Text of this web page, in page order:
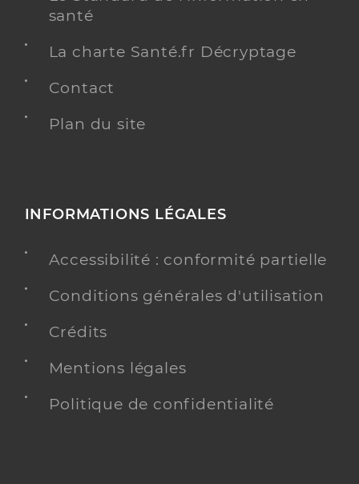
santé
La charte Santé.fr Décryptage
Contact
Plan du site
INFORMATIONS LÉGALES
Accessibilité : conformité partielle
Conditions générales d'utilisation
Crédits
Mentions légales
Politique de confidentialité